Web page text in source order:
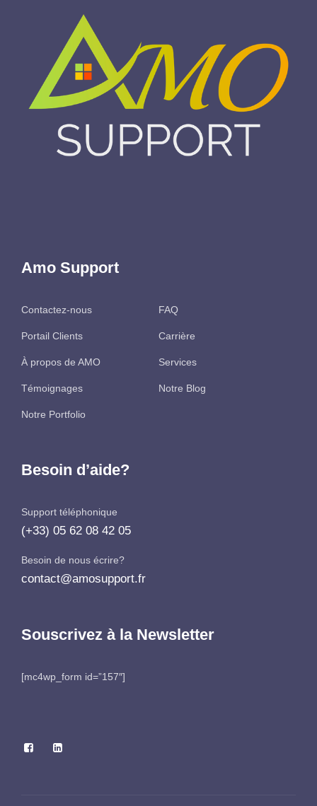
Amo Support
Contactez-nous FAQ
Portail Clients Carrière
À propos de AMO Services
Témoignages Notre Blog
Notre Portfolio
Besoin d’aide?
Support téléphonique
(+33) 05 62 08 42 05
Besoin de nous écrire?
contact@amosupport.fr
Souscrivez à la Newsletter
[mc4wp_form id=”157″]